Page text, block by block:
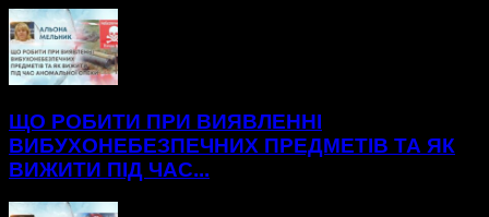
ЩО РОБИТИ ПРИ ВИЯВЛЕННІ
ВИБУХОНЕБЕЗПЕЧНИХ ПРЕДМЕТІВ ТА ЯК
ВИЖИТИ ПІД ЧАС...